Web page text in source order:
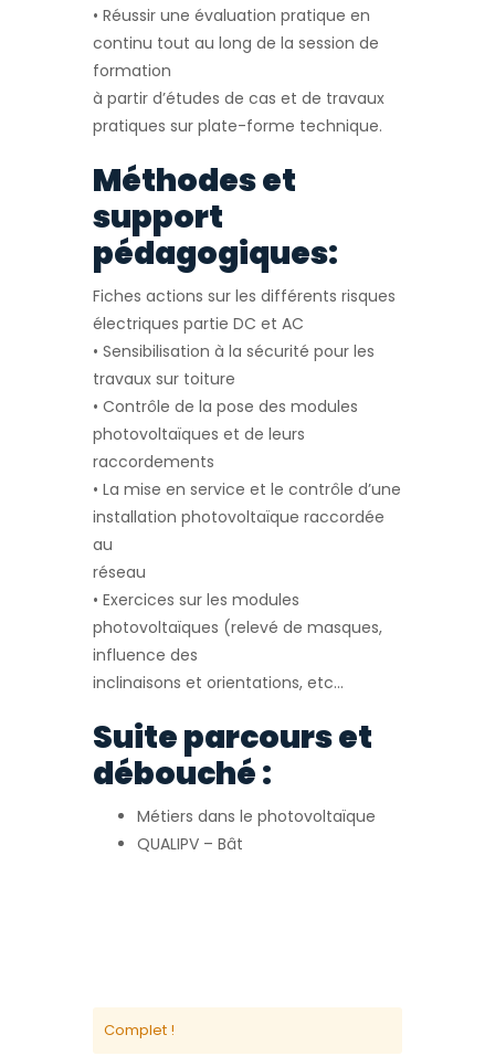
• Réussir une évaluation pratique en
continu tout au long de la session de
formation
à partir d’études de cas et de travaux
pratiques sur plate-forme technique.
Méthodes et
support
pédagogiques:
Fiches actions sur les différents risques
électriques partie DC et AC
• Sensibilisation à la sécurité pour les
travaux sur toiture
• Contrôle de la pose des modules
photovoltaïques et de leurs
raccordements
• La mise en service et le contrôle d’une
installation photovoltaïque raccordée
au
réseau
• Exercices sur les modules
photovoltaïques (relevé de masques,
influence des
inclinaisons et orientations, etc…
Suite parcours et
débouché :
Métiers dans le photovoltaïque
QUALIPV – Bât
Complet !